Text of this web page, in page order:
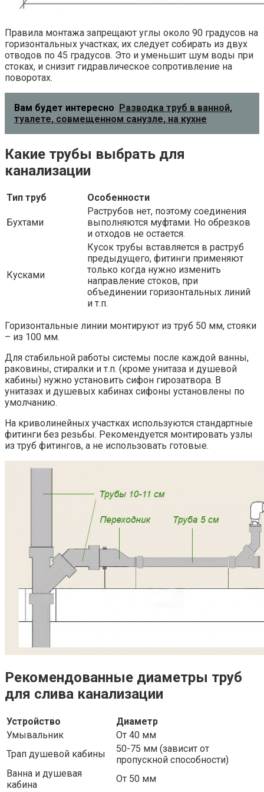
Правила монтажа запрещают углы около 90 градусов на
горизонтальных участках; их следует собирать из двух
отводов по 45 градусов. Это и уменьшит шум воды при
стоках, и снизит гидравлическое сопротивление на
поворотах.
Вам будет интересно Разводка труб в ванной,
туалете, совмещенном санузле, на кухне
Какие трубы выбрать для
канализации
Тип труб Особенности
Бухтами
Раструбов нет, поэтому соединения
выполняются муфтами. Но обрезков
и отходов не остается.
Кусками
Кусок трубы вставляется в раструб
предыдущего, фитинги применяют
только когда нужно изменить
направление стоков, при
объединении горизонтальных линий
и т.п.
Горизонтальные линии монтируют из труб 50 мм, стояки
– из 100 мм.
Для стабильной работы системы после каждой ванны,
раковины, стиралки и т.п. (кроме унитаза и душевой
кабины) нужно установить сифон гирозатвора. В
унитазах и душевых кабинах сифоны установлены по
умолчанию.
На криволинейных участках используются стандартные
фитинги без резьбы. Рекомендуется монтировать узлы
из труб фитингов, а не использовать готовые.
Рекомендованные диаметры труб
для слива канализации
Устройство
Диаметр
Умывальник
От 40 мм
Трап душевой кабины
50-75 мм (зависит от
пропускной способности)
Ванна и душевая
кабина
От 50 мм